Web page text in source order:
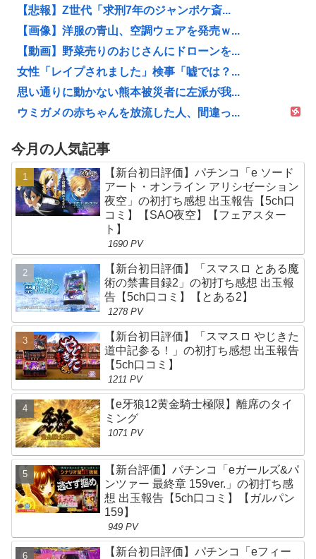
【悲報】Z世代「求刑7年のジャンポケ斎...
【画像】洋服の青山、空調ウェアを発売ｗ...
【動画】野菜売りのおじさんにドローンを...
女性「レイプされました」検事「嘘では？...
思い通りに動かない熊本被災者に左派が我...
ウミガメの赤ちゃんを放流した人、間違っ...
今月の人気記事
【新台初日評価】パチンコ「e ソード
アート・オンライン アリシゼーション
夜空」の初打ち感想 出玉報告【5ch口
コミ】【SAO夜空】【フェアスター
ト】
1690 PV
【新台初日評価】「スマスロ とある魔
術の禁書目録2」の初打ち感想 出玉報
告【5ch口コミ】【とある2】
1278 PV
【新台初日評価】「スマスロ やじきた
道中記参る！」の初打ち感想 出玉報告
【5ch口コミ】
1211 PV
【e牙狼12黄金騎士極限】離席のタイ
ミング
1071 PV
【新台評価】パチンコ「eガールズ&パ
ンツァー 最終章 159ver.」の初打ち感
想 出玉報告【5ch口コミ】【ガルパン
159】
949 PV
【新台初日評価】パチンコ「eフィー